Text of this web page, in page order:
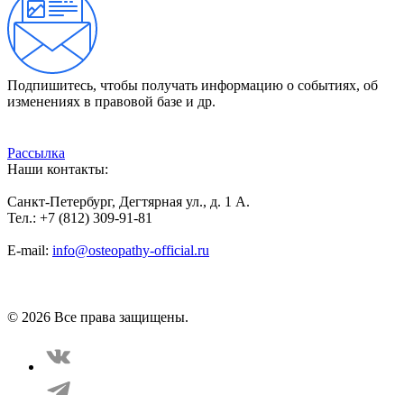
Подпишитесь, чтобы получать информацию о событиях, об
изменениях в правовой базе и др.
Рассылка
Наши контакты:
Санкт-Петербург, Дегтярная ул., д. 1 А.
Тел.: +7 (812) 309-91-81
E-mail: info@osteopathy-official.ru
© 2026 Все права защищены.